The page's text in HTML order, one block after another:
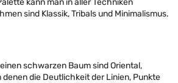
kann man in aller Techniken
sind Klassik, Tribals und Minimalismus.
schwarzen Baum sind Oriental,
denen die Deutlichkeit der Linien, Punkte